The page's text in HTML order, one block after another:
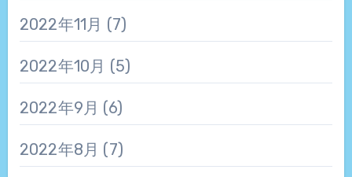
2022年11月 (7)
2022年10月 (5)
2022年9月 (6)
2022年8月 (7)